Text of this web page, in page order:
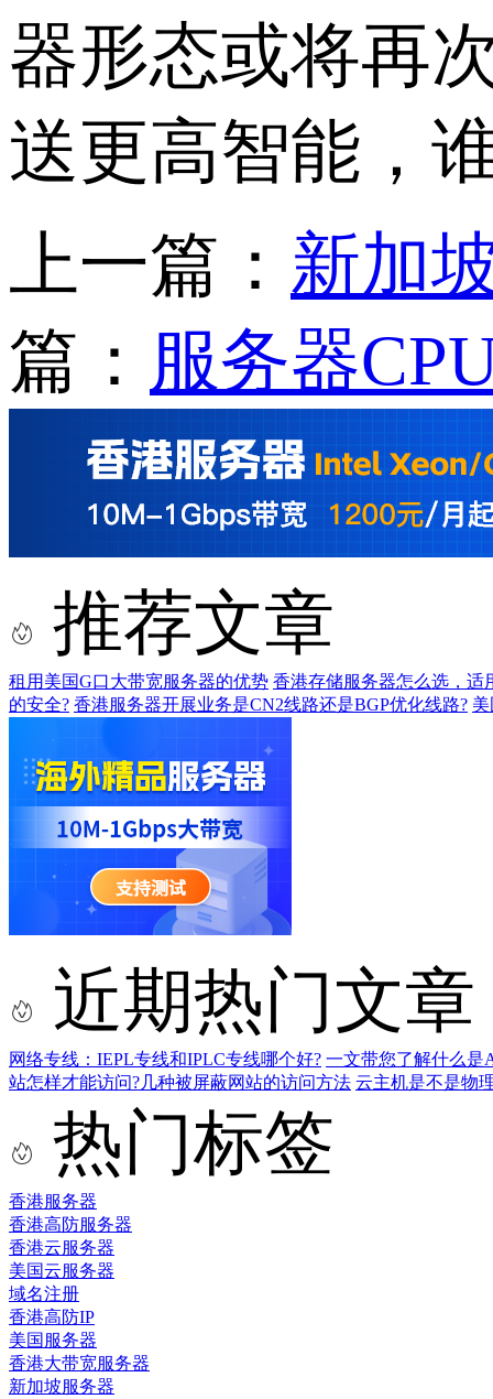
器形态或将再
送更高智能，
上一篇： 新加
篇： 服务器
推荐文章
租用美国G口大带宽服务器的优势 香港存储服务器怎么选，适
的安全? 香港服务器开展业务是CN2线路还是BGP优化线路?
近期热门文章
网络专线：IEPL专线和IPLC专线哪个好? 一文带您了解什么是
站怎样才能访问?几种被屏蔽网站的访问方法 云主机是不是物
热门标签
香港服务器
香港高防服务器
香港云服务器
美国云服务器
域名注册
香港高防IP
美国服务器
香港大带宽服务器
新加坡服务器